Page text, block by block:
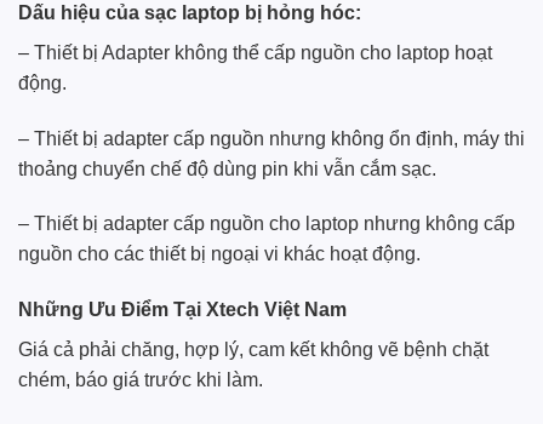
Dấu hiệu của sạc laptop bị hỏng hóc:
– Thiết bị Adapter không thể cấp nguồn cho laptop hoạt
động.
– Thiết bị adapter cấp nguồn nhưng không ổn định, máy thi
thoảng chuyển chế độ dùng pin khi vẫn cắm sạc.
– Thiết bị adapter cấp nguồn cho laptop nhưng không cấp
nguồn cho các thiết bị ngoại vi khác hoạt động.
Những Ưu Điểm Tại Xtech Việt Nam
Giá cả phải chăng, hợp lý, cam kết không vẽ bệnh chặt
chém, báo giá trước khi làm.